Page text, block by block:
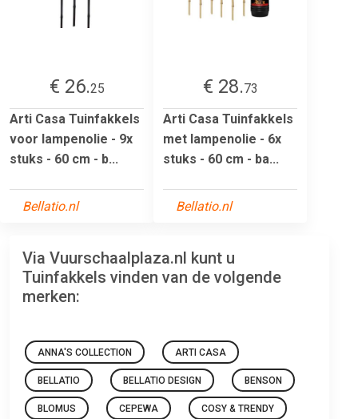
€ 26.25
Arti Casa Tuinfakkels
voor lampenolie - 9x
stuks - 60 cm - b...
Bellatio.nl
€ 28.73
Arti Casa Tuinfakkels
met lampenolie - 6x
stuks - 60 cm - ba...
Bellatio.nl
Via Vuurschaalplaza.nl kunt u
Tuinfakkels vinden van de volgende
merken:
ANNA'S COLLECTION ARTI CASA
BELLATIO BELLATIO DESIGN BENSON
BLOMUS CEPEWA COSY & TRENDY